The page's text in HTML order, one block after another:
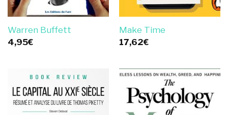
Warren Buffett
4,95€
Make Time
17,62€